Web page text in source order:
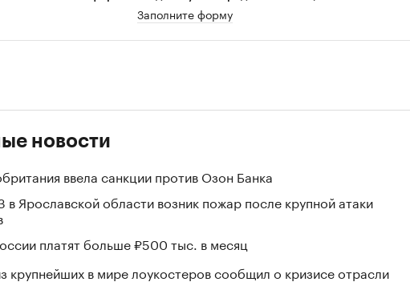
Заполните форму
новости
ввела санкции против Озон Банка
Ярославской области возник пожар после крупной атаки
платят больше ₽500 тыс. в месяц
крупнейших в мире лоукостеров сообщил о кризисе отрасли